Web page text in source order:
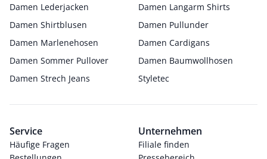
Damen Lederjacken
Damen Langarm Shirts
Damen Shirtblusen
Damen Pullunder
Damen Marlenehosen
Damen Cardigans
Damen Sommer Pullover
Damen Baumwollhosen
Damen Strech Jeans
Styletec
Service
Häufige Fragen
Unternehmen
Filiale finden